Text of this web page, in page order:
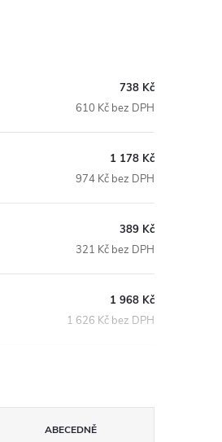
738 Kč
610 Kč bez DPH
1 178 Kč
974 Kč bez DPH
389 Kč
321 Kč bez DPH
1 968 Kč
1 626 Kč bez DPH
ABECEDNĚ